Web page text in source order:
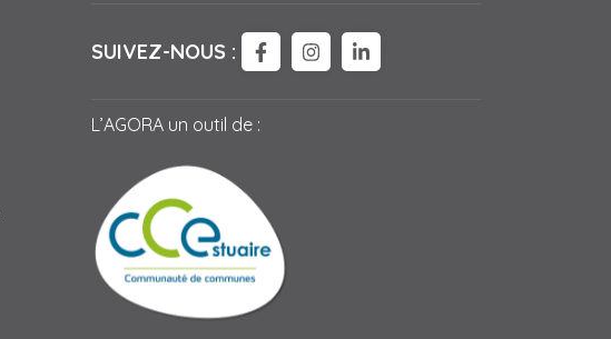
SUIVEZ-NOUS : LIEN VERS LE COMPTE FACEBOOK
LIEN VERS LE COMPTE
LIEN VERS LE COMPTE
L’AGORA un outil de :